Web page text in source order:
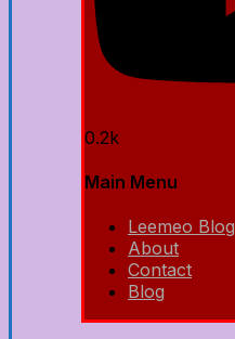
0.2k
Main Menu
Leemeo Blog
About
Contact
Blog